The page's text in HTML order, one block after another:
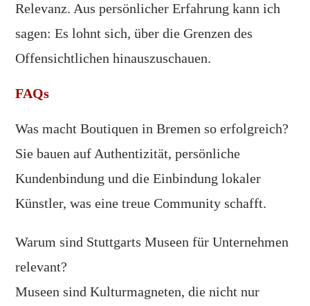
Relevanz. Aus persönlicher Erfahrung kann ich
sagen: Es lohnt sich, über die Grenzen des
Offensichtlichen hinauszuschauen.
FAQs
Was macht Boutiquen in Bremen so erfolgreich?
Sie bauen auf Authentizität, persönliche
Kundenbindung und die Einbindung lokaler
Künstler, was eine treue Community schafft.
Warum sind Stuttgarts Museen für Unternehmen
relevant?
Museen sind Kulturmagneten, die nicht nur